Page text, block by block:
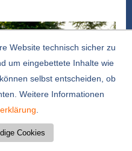
Website technisch sicher zu
um eingebettete Inhalte wie
selbst entscheiden, ob
Weitere Informationen
Cookies